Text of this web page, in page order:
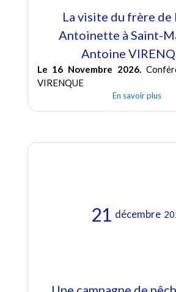
La visite du frère de
Antoinette à Saint-
Antoine
Le 16 Novembre 2026.
VIRENQUE
En savoir plus
21 décembre